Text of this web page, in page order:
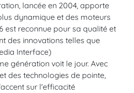
lancée en 2004, apporte
dynamique et des moteurs
est reconnue pour sa qualité et
des innovations telles que
Interface)
génération voit le jour. Avec
des technologies de pointe,
sur l'efficacité